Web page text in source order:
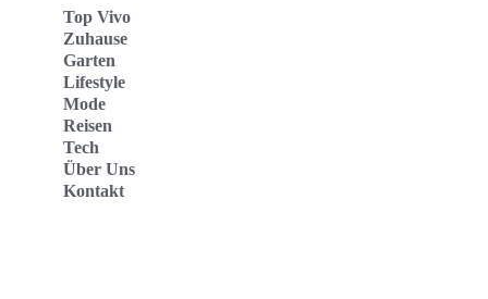
Top Vivo
Zuhause
Garten
Lifestyle
Mode
Reisen
Tech
Über Uns
Kontakt